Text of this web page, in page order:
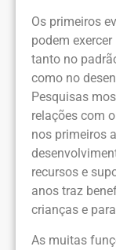
Os primeiros
podem
tanto no
como no
Pesquisas
relações com
nos primeiros
recursos e
anos traz
crianças e
As muitas